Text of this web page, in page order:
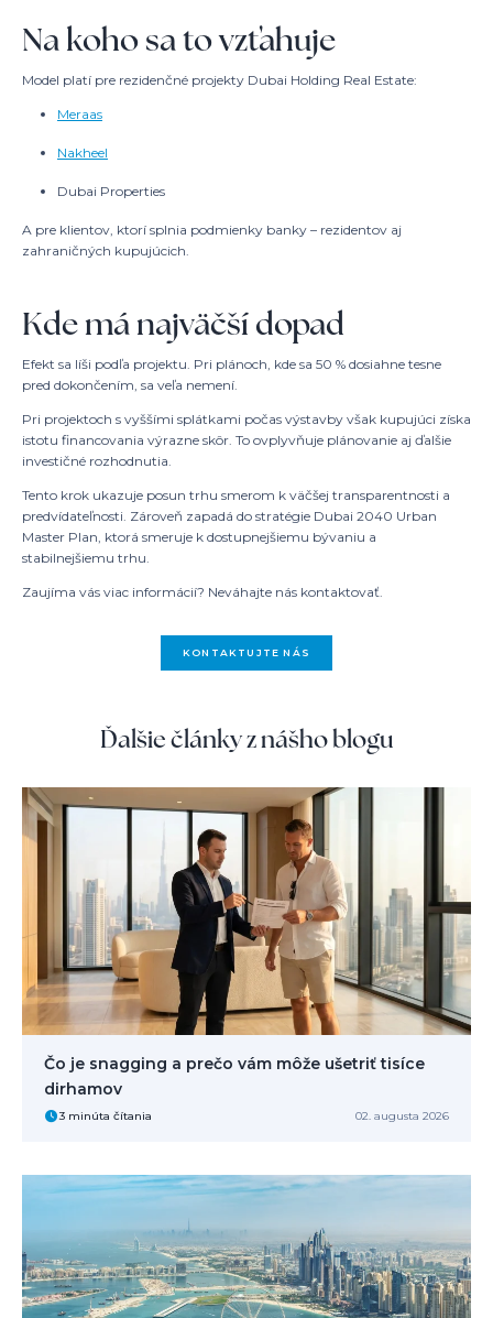
Na koho sa to vzťahuje
Model platí pre rezidenčné projekty Dubai Holding Real Estate:
Meraas
Nakheel
Dubai Properties
A pre klientov, ktorí splnia podmienky banky – rezidentov aj
zahraničných kupujúcich.
Kde má najväčší dopad
Efekt sa líši podľa projektu. Pri plánoch, kde sa 50 % dosiahne tesne
pred dokončením, sa veľa nemení.
Pri projektoch s vyššími splátkami počas výstavby však kupujúci získa
istotu financovania výrazne skôr. To ovplyvňuje plánovanie aj ďalšie
investičné rozhodnutia.
Tento krok ukazuje posun trhu smerom k väčšej transparentnosti a
predvídateľnosti. Zároveň zapadá do stratégie Dubai 2040 Urban
Master Plan, ktorá smeruje k dostupnejšiemu bývaniu a
stabilnejšiemu trhu.
Zaujíma vás viac informácií? Neváhajte nás kontaktovať.
KONTAKTUJTE NÁS
Ďalšie články z nášho blogu
Čo je snagging a prečo vám môže ušetriť tisíce
dirhamov
3 minúta čítania 02. augusta 2026